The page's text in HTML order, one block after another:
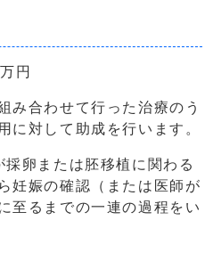
円
み合わせて行った治療のう
に対して助成を行います。
卵または胚移植に関わる
妊娠の確認（または医師が
至るまでの一連の過程をい